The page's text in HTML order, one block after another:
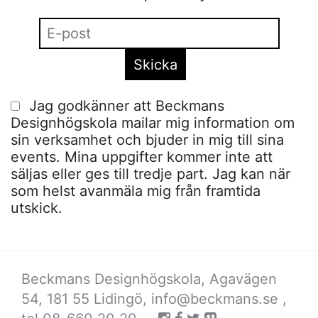
Jag godkänner att Beckmans
Designhögskola mailar mig information om
sin verksamhet och bjuder in mig till sina
events. Mina uppgifter kommer inte att
säljas eller ges till tredje part. Jag kan när
som helst avanmäla mig från framtida
utskick.
Beckmans Designhögskola, Agavägen
54, 181 55 Lidingö, info@beckmans.se ,